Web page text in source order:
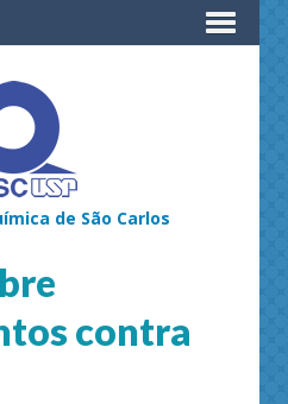
de São Carlos
contra